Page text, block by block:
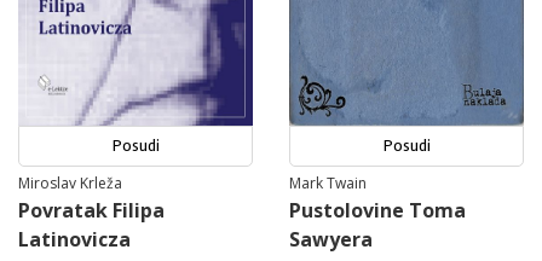
Posudi
Miroslav Krleža
Povratak Filipa
Latinovicza
Posudi
Mark Twain
Pustolovine Toma
Sawyera